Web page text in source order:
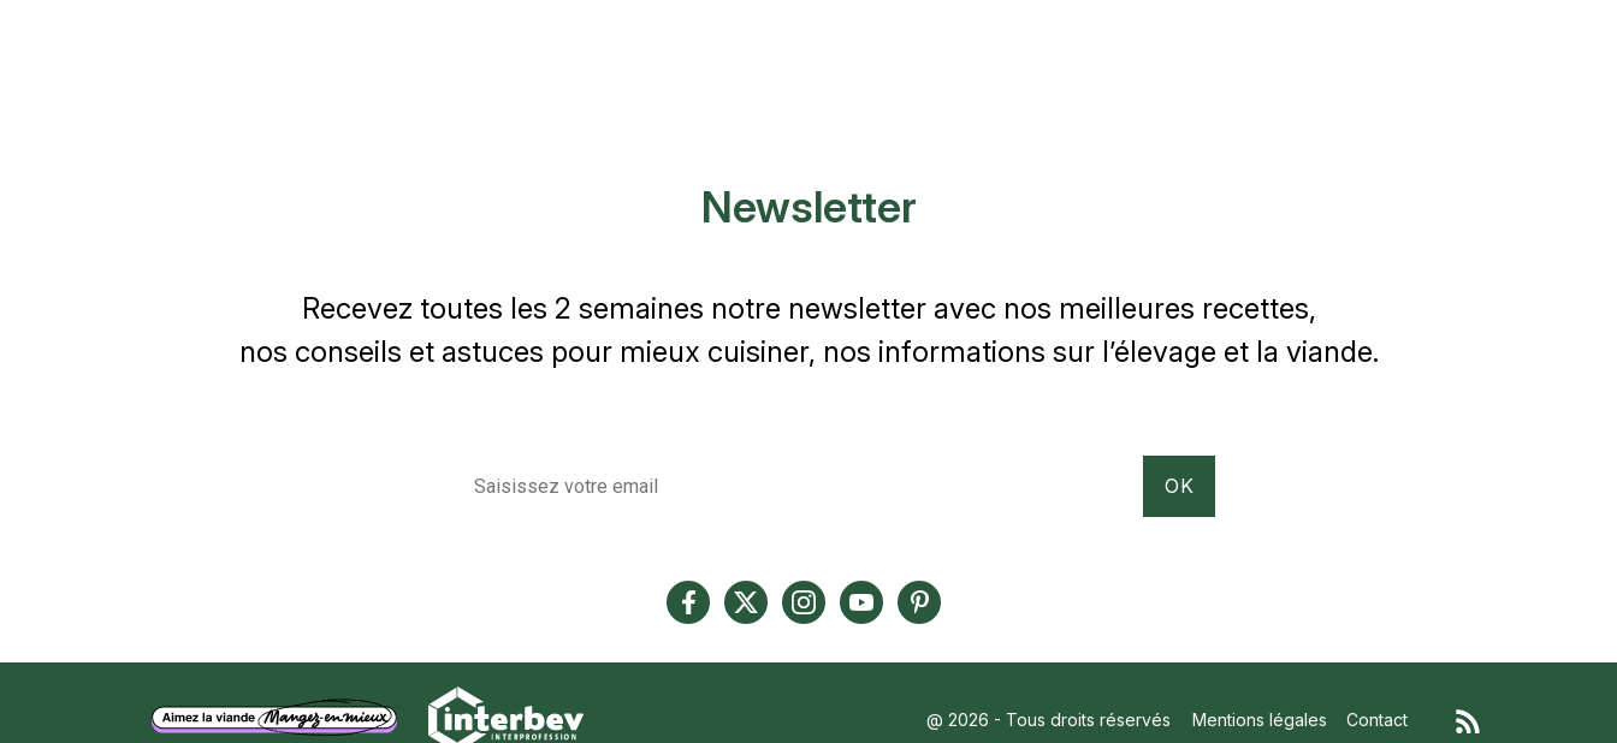
Newsletter
Recevez toutes les 2 semaines notre newsletter avec nos meilleures recettes,
nos conseils et astuces pour mieux cuisiner, nos informations sur l’élevage et la viande.
@ 2026 - Tous droits réservés Mentions légales Contact